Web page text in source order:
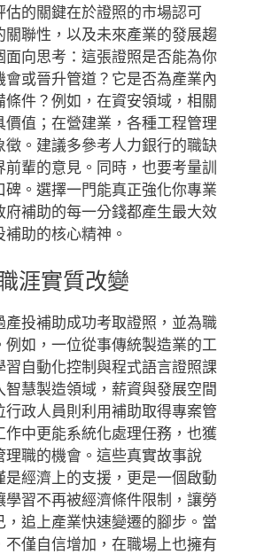
估的關鍵在於證照的市場認可
關聯性，以及未來產業的發展趨
面向思考：這張證照是否能為你
會或晉升管道？它是否為產業內
條件？例如，在資安領域，相關
價值；在營建業，各種工程管理
徵。建議多參考人力銀行的職缺
輩的意見。同時，也要考量訓
碑。選擇一門能真正強化你專業
府補助的每一分錢都產生最大效
助的核心精神。
涯實質改變
產投補助成功考取證照，並為職
例如，一位從事傳統製造業的工
習自動化控制與程式語言證照課
慧製造領域，薪資與發展空間
行政人員則利用補助取得專案管
作中更能系統化處理任務，也獲
理職的機會。這些真實故事說
是經濟上的支援，更是一個啟動
學習不再被經濟條件限制，讓勞
，追上產業快速變遷的腳步。當
不僅自信增加，在職場上也擁有